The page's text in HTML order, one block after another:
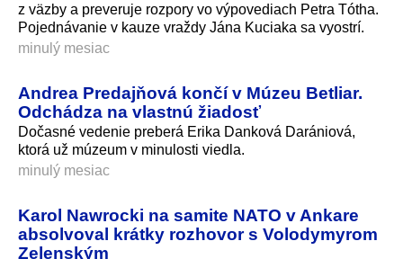
z väzby a preveruje rozpory vo výpovediach Petra Tótha.
Pojednávanie v kauze vraždy Jána Kuciaka sa vyostrí.
minulý mesiac
Andrea Predajňová končí v Múzeu Betliar.
Odchádza na vlastnú žiadosť
Dočasné vedenie preberá Erika Danková Darániová,
ktorá už múzeum v minulosti viedla.
minulý mesiac
Karol Nawrocki na samite NATO v Ankare
absolvoval krátky rozhovor s Volodymyrom
Zelenským